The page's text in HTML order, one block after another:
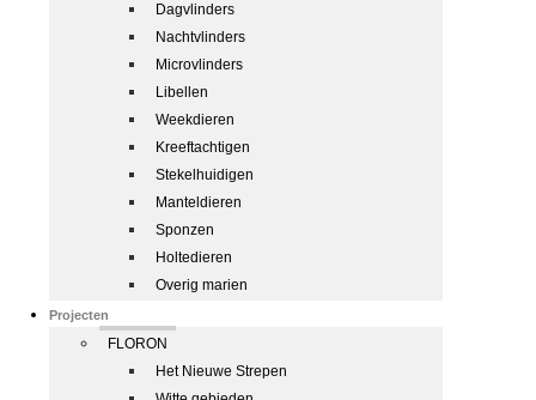
Dagvlinders
Nachtvlinders
Microvlinders
Libellen
Weekdieren
Kreeftachtigen
Stekelhuidigen
Manteldieren
Sponzen
Holtedieren
Overig marien
Projecten
FLORON
Het Nieuwe Strepen